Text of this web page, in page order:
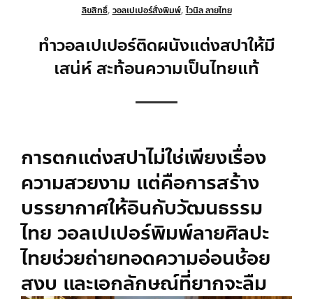
ลิขสิทธิ์, วอลเปเปอร์สั่งพิมพ์,ไวนิล ลายไทย
ทำวอลเปเปอร์ติดผนังแต่งสปาให้มี
เสน่ห์ สะท้อนความเป็นไทยแท้
การตกแต่งสปาไม่ใช่เพียงเรื่อง
ความสวยงาม แต่คือการสร้าง
บรรยากาศให้อินกับวัฒนธรรม
ไทย วอลเปเปอร์พิมพ์ลายศิลปะ
ไทยช่วยถ่ายทอดความอ่อนช้อย
สงบ และเอกลักษณ์ที่ยากจะลืม